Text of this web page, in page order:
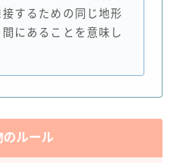
するための同じ地形
にあることを意味し
のルール